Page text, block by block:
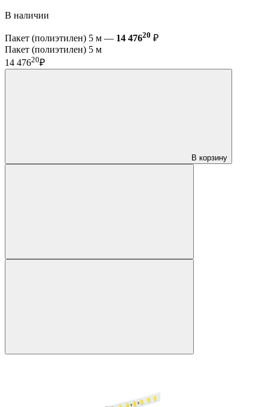
В наличии
Пакет (полиэтилен) 5 м — 14 47620 ₽
Пакет (полиэтилен) 5 м
14 47620₽
В корзину